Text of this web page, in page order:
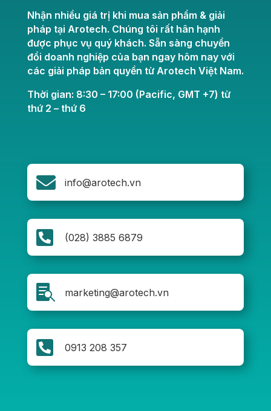
Nhận nhiều giá trị khi mua sản phẩm & giải
pháp tại Arotech. Chúng tôi rất hân hạnh
được phục vụ quý khách. Sẵn sàng chuyển
đổi doanh nghiệp của bạn ngay hôm nay với
các giải pháp bản quyền từ Arotech Việt Nam.
Thời gian: 8:30 – 17:00 (Pacific, GMT +7) từ
thứ 2 – thứ 6
 info@arotech.vn
 (028) 3885 6879
 marketing@arotech.vn
 0913 208 357